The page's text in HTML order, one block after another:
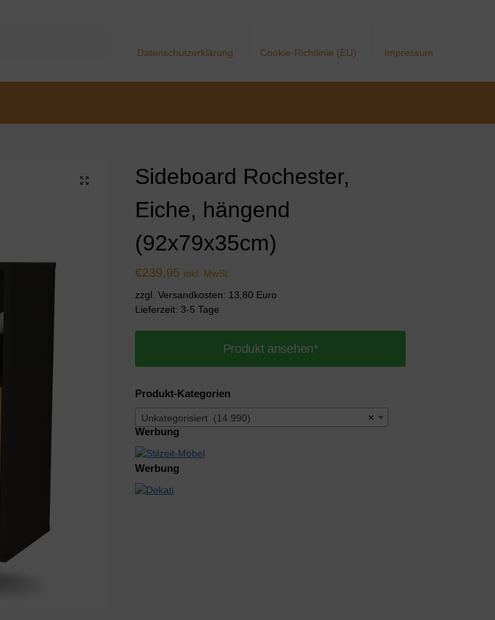
Datenschutzerklärung Cookie-Richtlinie (EU) Impressum
Sideboard Rochester,
Eiche, hängend
(92x79x35cm)
€239,95 inkl. MwSt.
zzgl. Versandkosten: 13,80 Euro
Lieferzeit: 3-5 Tage
Produkt ansehen*
Produkt-Kategorien
×
Unkategorisiert (14.990)
Werbung
Werbung